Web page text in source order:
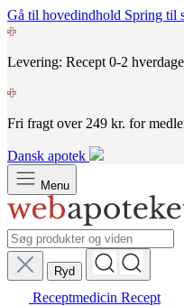
Gå til hovedindhold Spring til
Levering: Recept 0-2
Fri fragt over 249 kr. for
Dansk apotek
Menu
Ryd
Receptmedicin Recept